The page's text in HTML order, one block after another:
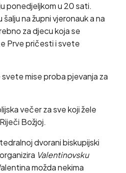
ponedjeljkom u 20 sati.
na župni vjeronauk a na
za djecu koja se
Prve pričesti i svete
mise proba pjevanja za
večer za sve koji žele
Božjoj.
dvorani biskupijski
Valentinovsku
možda nekima